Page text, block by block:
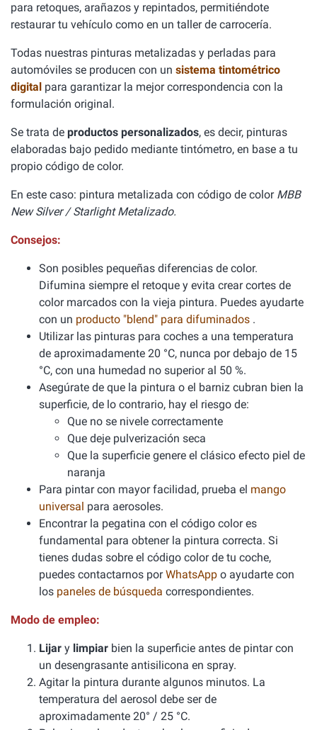
para retoques, arañazos y repintados, permitiéndote
restaurar tu vehículo como en un taller de carrocería.
Todas nuestras pinturas metalizadas y perladas para
automóviles se producen con un sistema tintométrico
digital para garantizar la mejor correspondencia con la
formulación original.
Se trata de productos personalizados, es decir, pinturas
elaboradas bajo pedido mediante tintómetro, en base a tu
propio código de color.
En este caso: pintura metalizada con código de color MBB
New Silver / Starlight Metalizado.
Consejos:
Son posibles pequeñas diferencias de color.
Difumina siempre el retoque y evita crear cortes de
color marcados con la vieja pintura. Puedes ayudarte
con un producto "blend" para difuminados .
Utilizar las pinturas para coches a una temperatura
de aproximadamente 20 °C, nunca por debajo de 15
°C, con una humedad no superior al 50 %.
Asegúrate de que la pintura o el barniz cubran bien la
superficie, de lo contrario, hay el riesgo de:
Que no se nivele correctamente
Que deje pulverización seca
Que la superficie genere el clásico efecto piel de
naranja
Para pintar con mayor facilidad, prueba el mango
universal para aerosoles.
Encontrar la pegatina con el código color es
fundamental para obtener la pintura correcta. Si
tienes dudas sobre el código color de tu coche,
puedes contactarnos porWhatsApp o ayudarte con
los paneles de búsqueda correspondientes.
Modo de empleo:
Lijar y limpiar bien la superficie antes de pintar con
un desengrasante antisilicona en spray.
Agitar la pintura durante algunos minutos. La
temperatura del aerosol debe ser de
aproximadamente 20° / 25 °C.